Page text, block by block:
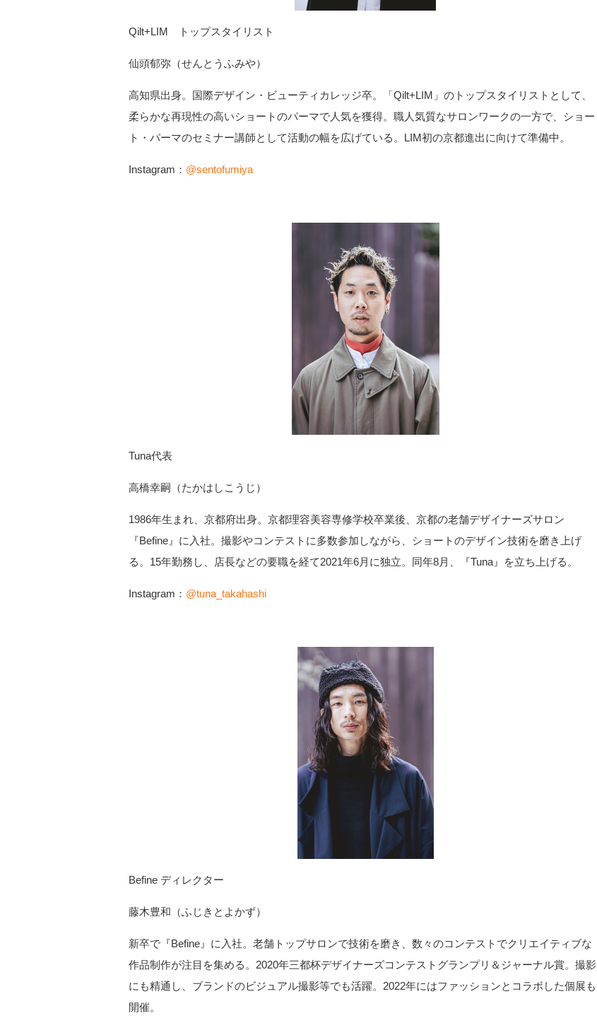
Qilt+LIM トップスタイリスト
仙頭郁弥（せんとうふみや）
高知県出身。国際デザイン・ビューティカレッジ卒。「Qilt+LIM」のトップスタイリストとして、
柔らかな再現性の高いショートのパーマで人気を獲得。職人気質なサロンワークの一方で、ショー
ト・パーマのセミナー講師として活動の幅を広げている。LIM初の京都進出に向けて準備中。
Instagram： @sentofumiya
Tuna代表
高橋幸嗣（たかはしこうじ）
1986年生まれ、京都府出身。京都理容美容専修学校卒業後、京都の老舗デザイナーズサロン
『Befine』に入社。撮影やコンテストに多数参加しながら、ショートのデザイン技術を磨き上げ
る。15年勤務し、店長などの要職を経て2021年6月に独立。同年8月、『Tuna』を立ち上げる。
Instagram： @tuna_takahashi
Befine ディレクター
藤木豊和（ふじきとよかず）
新卒で『Befine』に入社。老舗トップサロンで技術を磨き、数々のコンテストでクリエイティブな
作品制作が注目を集める。2020年三都杯デザイナーズコンテストグランプリ＆ジャーナル賞。撮影
にも精通し、ブランドのビジュアル撮影等でも活躍。2022年にはファッションとコラボした個展も
開催。